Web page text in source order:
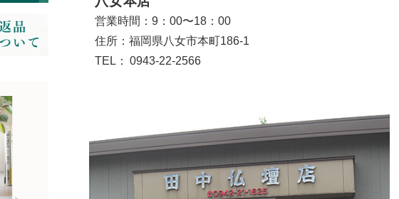
営業時間：9：00〜18：00
住所：福岡県八女市本町186-1
TEL： 0943-22-2566